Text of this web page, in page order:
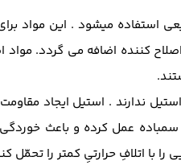
استفاده میشود . این مواد
کننده اضافه می گردد. مواد
ندارند . استیل ایجاد
سمباده عمل کرده و باعث
با اتلافِ حرارتیِ کمتر را تحمّل